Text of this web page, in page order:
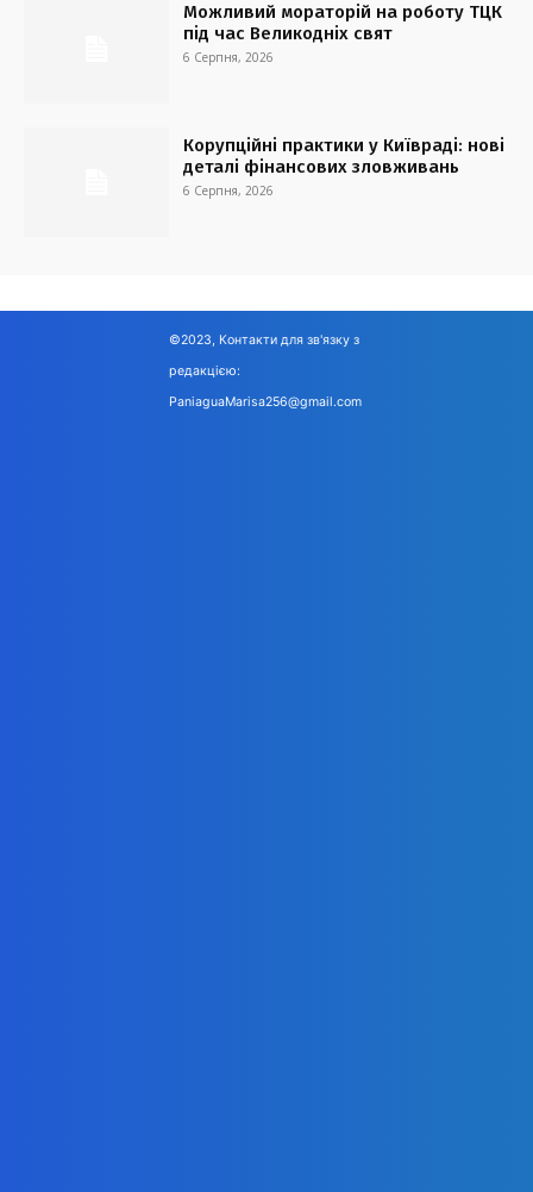
Можливий мораторій на роботу ТЦК
під час Великодніх свят
6 Серпня, 2026
Корупційні практики у Київраді: нові
деталі фінансових зловживань
6 Серпня, 2026
©2023, Контакти для зв'язку з
редакцією:
PaniaguaMarisa256@gmail.com